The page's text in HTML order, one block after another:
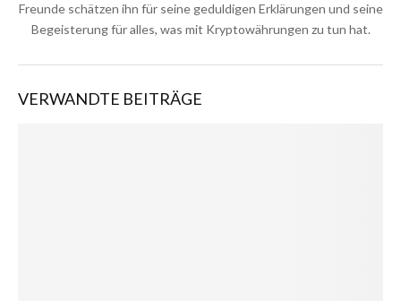
Freunde schätzen ihn für seine geduldigen Erklärungen und seine
Begeisterung für alles, was mit Kryptowährungen zu tun hat.
VERWANDTE BEITRÄGE